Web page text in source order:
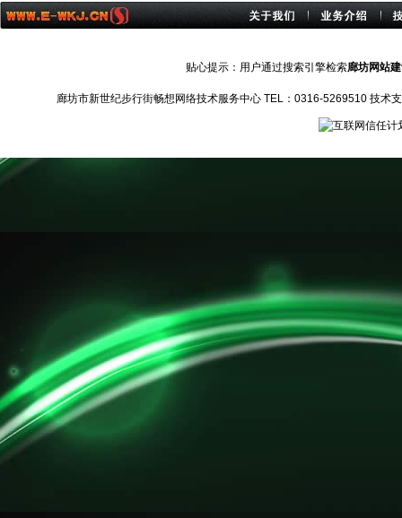
贴心提示：用户通过搜索引擎检索廊坊网站
廊坊市新世纪步行街畅想网络技术服务中心 TEL：0316-5269510 技